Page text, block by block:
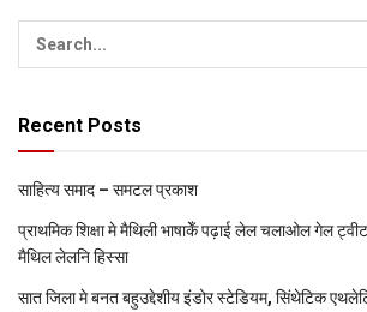
Recent Posts
साहित्य समाद – समटल प्रकाश
प्राथमिक शि‍क्षा मे मैथि‍ली भाषाकेँ पढ़ाई लेल चलाओल गेल
मैथिल लेलनि हिस्सा
सात जिला मे बनत बहुउद्देशीय इंडोर स्‍टेडि‍यम, सिंथेटिक